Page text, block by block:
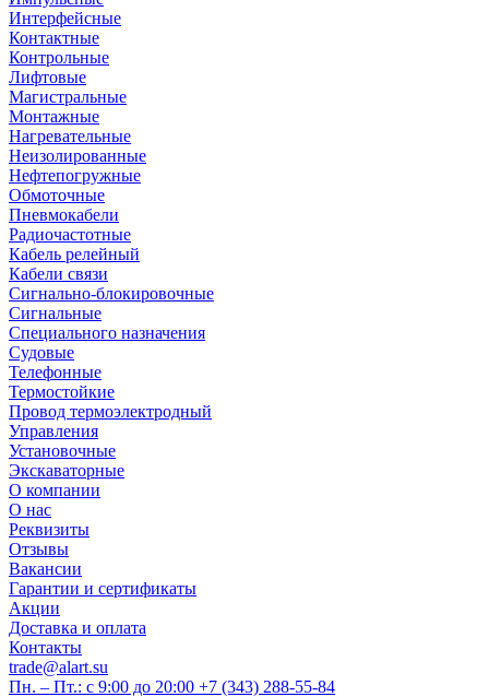
Интерфейсные
Контактные
Контрольные
Лифтовые
Магистральные
Монтажные
Нагревательные
Неизолированные
Нефтепогружные
Обмоточные
Пневмокабели
Радиочастотные
Кабель релейный
Кабели связи
Сигнально-блокировочные
Сигнальные
Специального назначения
Судовые
Телефонные
Термостойкие
Провод термоэлектродный
Управления
Установочные
Экскаваторные
О компании
О нас
Реквизиты
Отзывы
Вакансии
Гарантии и сертификаты
Акции
Доставка и оплата
Контакты
trade@alart.su
Пн. – Пт.: с 9:00 до 20:00 +7 (343) 288-55-84